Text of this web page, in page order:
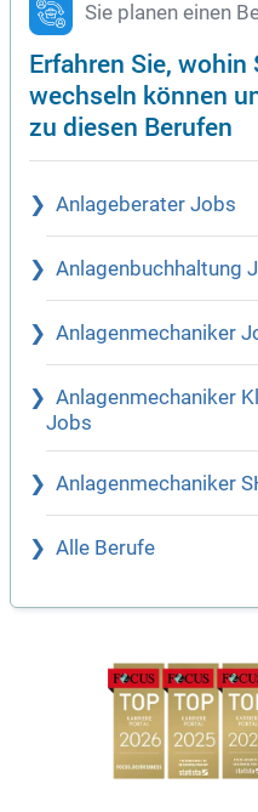
Sie planen einen
Erfahren Sie,
wechseln können
zu diesen Berufen
Anlageberater Jobs
Anlagenbuchhaltung
Anlagenmechaniker
Anlagenmechaniker
Jobs
Anlagenmechaniker
Alle Berufe